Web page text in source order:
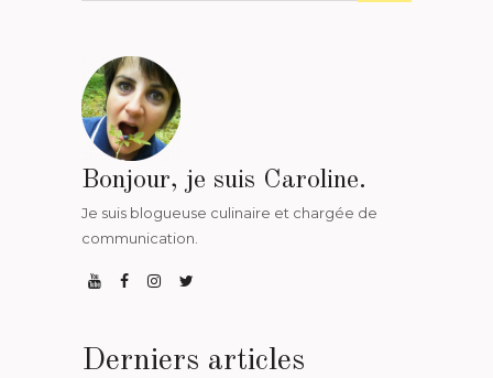
Bonjour, je suis Caroline.
Je suis blogueuse culinaire et chargée de
communication.
Derniers articles